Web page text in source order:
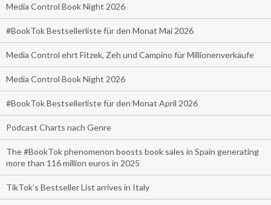
Media Control Book Night 2026
#BookTok Bestsellerliste für den Monat Mai 2026
Media Control ehrt Fitzek, Zeh und Campino für Millionenverkäufe
Media Control Book Night 2026
#BookTok Bestsellerliste für den Monat April 2026
Podcast Charts nach Genre
The #BookTok phenomenon boosts book sales in Spain generating
more than 116 million euros in 2025
TikTok’s Bestseller List arrives in Italy